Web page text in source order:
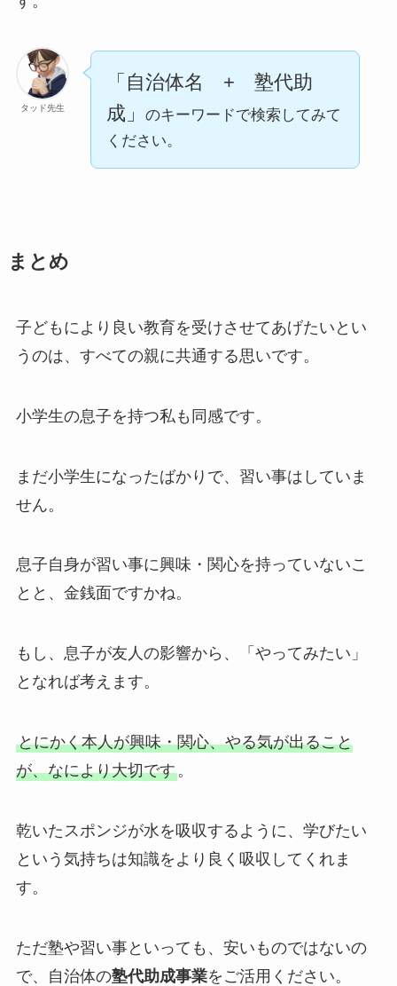
タッド先生
「自治体名 + 塾代助
成」
のキーワードで検索してみて
ください。
まとめ
子どもにより良い教育を受けさせてあげたいとい
うのは、すべての親に共通する思いです。
小学生の息子を持つ私も同感です。
まだ小学生になったばかりで、習い事はしていま
せん。
息子自身が習い事に興味・関心を持っていないこ
とと、金銭面ですかね。
もし、息子が友人の影響から、「やってみたい」
となれば考えます。
とにかく本人が興味・関心、やる気が出ること
が、なにより大切です。
乾いたスポンジが水を吸収するように、学びたい
という気持ちは知識をより良く吸収してくれま
す。
ただ塾や習い事といっても、安いものではないの
で、自治体の塾代助成事業をご活用ください。